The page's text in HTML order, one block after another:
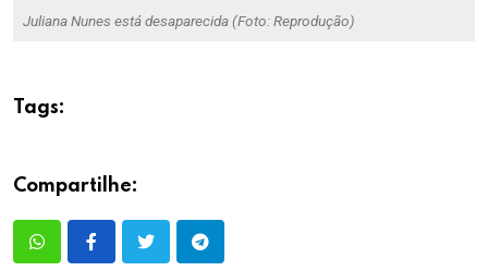
Juliana Nunes está desaparecida (Foto: Reprodução)
Tags:
Compartilhe: